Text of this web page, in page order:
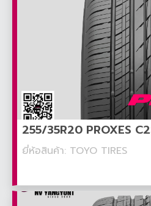
255/35R20 PROXES
ยี่ห้อสินค้า: TOYO TIRES